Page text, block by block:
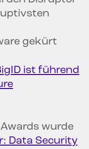
gekürt
ist führend
wurde
Data Security